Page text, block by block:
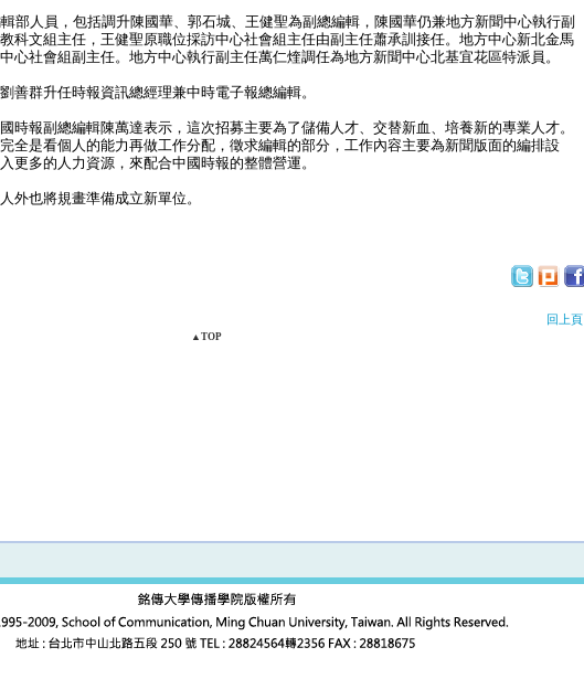
部人員，包括調升陳國華、郭石城、王健聖為副總編輯，陳國華仍兼地方新聞中心執行副
科文組主任，王健聖原職位採訪中心社會組主任由副主任蕭承訓接任。地方中心新北金馬
心社會組副主任。地方中心執行副主任萬仁煃調任為地方新聞中心北基宜花區特派員。
善群升任時報資訊總經理兼中時電子報總編輯。
時報副總編輯陳萬達表示，這次招募主要為了儲備人才、交替新血、培養新的專業人才。
全是看個人的能力再做工作分配，徵求編輯的部分，工作內容主要為新聞版面的編排設
更多的人力資源，來配合中國時報的整體營運。
外也將規畫準備成立新單位。
回上頁
▲TOP